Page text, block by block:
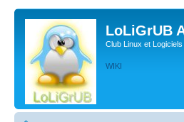
LoLiGrUB
Club Linux et
WIKI